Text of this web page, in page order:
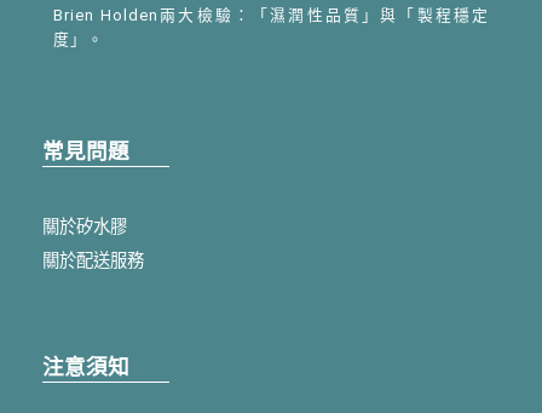
Brien Holden兩大檢驗：「濕潤性品質」與「製程穩定
度」。
常見問題
關於矽水膠
關於配送服務
注意須知